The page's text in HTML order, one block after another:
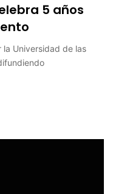
5 años
la Universidad de las